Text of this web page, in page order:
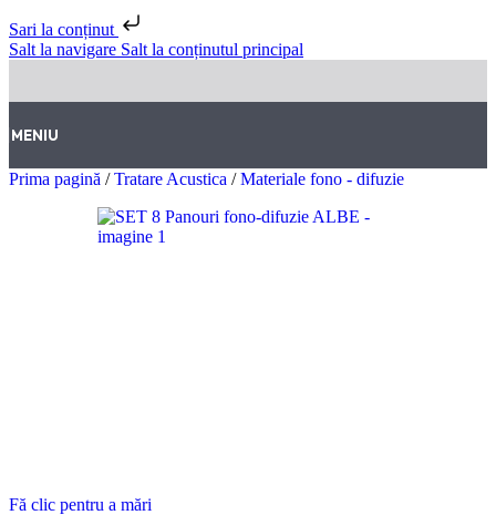
Sari la conținut
Salt la navigare Salt la conținutul principal
MENIU
Prima pagină / Tratare Acustica / Materiale fono - difuzie
Fă clic pentru a mări